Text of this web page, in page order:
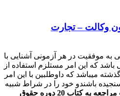
به موفقیت در هر آزمونی آشنایی با
که این امر مستلزم استفاده از
میباشد که داوطلبین با این امر
باشندو خود را در شراط شبیه
جهت سهولت مراجعه به کتاب 20 دوره حقوق